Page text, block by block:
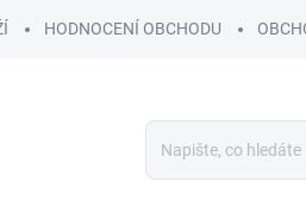
HODNOCENÍ OBCHODU